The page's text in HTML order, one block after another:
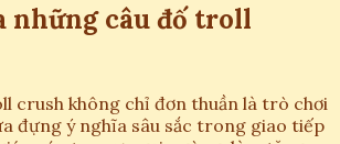
những câu đố troll
crush không chỉ đơn thuần là trò chơi
đựng ý nghĩa sâu sắc trong giao tiếp